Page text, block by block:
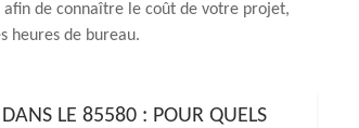
de connaître le coût de votre projet,
heures de bureau.
LE 85580 : POUR QUELS